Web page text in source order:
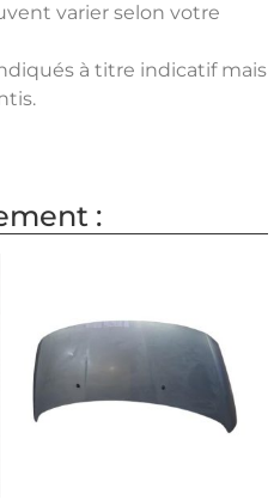
varier selon votre
à titre indicatif mais
: